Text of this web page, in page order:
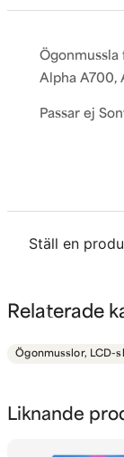
Liknande
Ögonmussla
Alpha A700,
Passar ej
Ställ en
Fråga oss
Relaterade
Ögonmusslor, LCD-